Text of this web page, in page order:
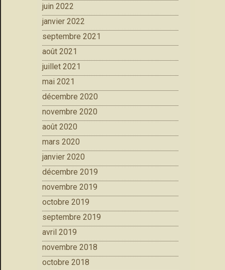
juin 2022
janvier 2022
septembre 2021
août 2021
juillet 2021
mai 2021
décembre 2020
novembre 2020
août 2020
mars 2020
janvier 2020
décembre 2019
novembre 2019
octobre 2019
septembre 2019
avril 2019
novembre 2018
octobre 2018